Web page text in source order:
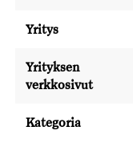
Yritys
Yrityksen
verkkosivut
Kategoria